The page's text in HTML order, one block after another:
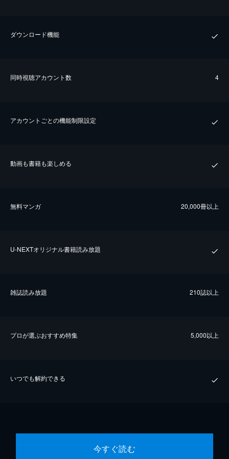
ダウンロード機能
同時視聴アカウント数 4
アカウントごとの機能制限設定
動画も書籍も楽しめる
無料マンガ 20,000冊以上
U-NEXTオリジナル書籍読み放題
雑誌読み放題 210誌以上
プロが選ぶおすすめ特集 5,000以上
いつでも解約できる
今すぐ読む